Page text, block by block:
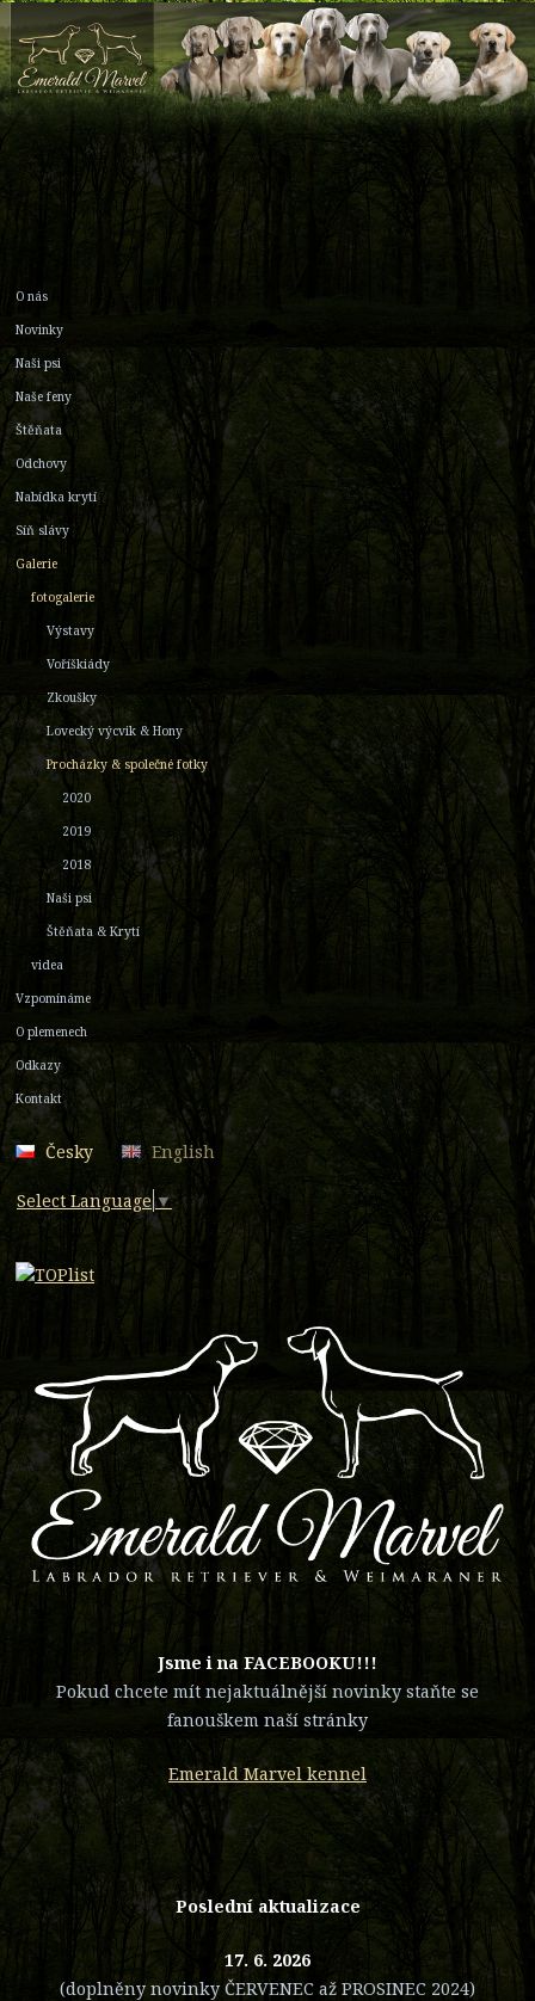
O nás
Novinky
Naši psi
Naše feny
Štěňata
Odchovy
Nabídka krytí
Síň slávy
Galerie
fotogalerie
Výstavy
Voříškiády
Zkoušky
Lovecký výcvik & Hony
Procházky & společné fotky
2020
2019
2018
Naši psi
Štěňata & Krytí
videa
Vzpomínáme
O plemenech
Odkazy
Kontakt
Česky English
Select Language▼
​Jsme i na FACEBOOKU!!!
Pokud chcete mít nejaktuálnější novinky staňte se
fanouškem naší stránky
Emerald Marvel kennel
Poslední aktualizace
17. 6. 2026
(doplněny novinky ČERVENEC až PROSINEC 2024)